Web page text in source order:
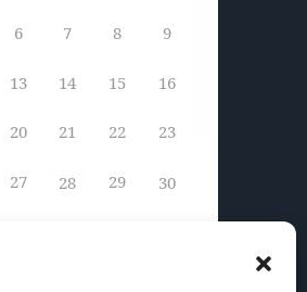
6 7 8 9
13 14 15 16
20 21 22 23
27 28 29 30